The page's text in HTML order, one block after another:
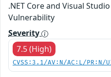
.NET Core and Visual
Vulnerability
Severity
7.5 (High)
CVSS:3.1/AV:N/AC:L/